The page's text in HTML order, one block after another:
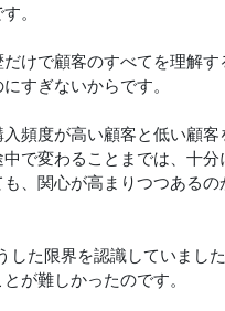
。
けで顧客のすべてを理解
すぎないからです。
頻度が高い顧客と低い顧
で変わることまでは、十
、関心が高まりつつある
した限界を認識していまし
が難しかったのです。